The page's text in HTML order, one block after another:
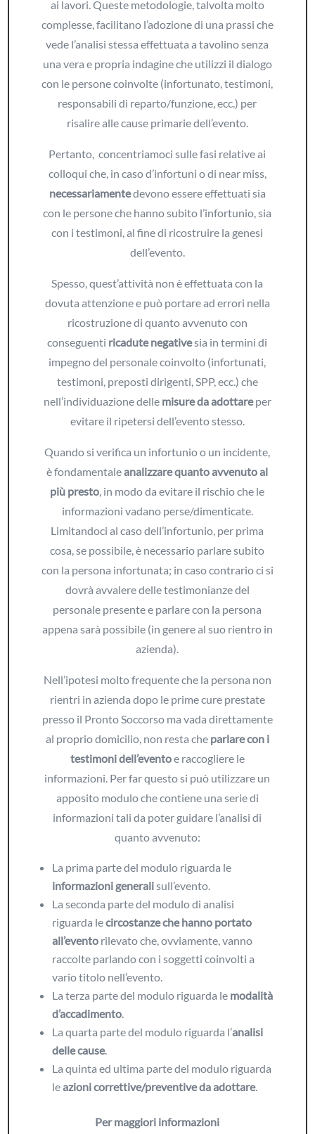
ai lavori. Queste metodologie, talvolta molto
complesse, facilitano l’adozione di una prassi che
vede l’analisi stessa effettuata a tavolino senza
una vera e propria indagine che utilizzi il dialogo
con le persone coinvolte (infortunato, testimoni,
responsabili di reparto/funzione, ecc.) per
risalire alle cause primarie dell’evento.
Pertanto, concentriamoci sulle fasi relative ai
colloqui che, in caso d’infortuni o di near miss,
necessariamentedevono essere effettuati sia
con le persone che hanno subito l’infortunio, sia
con i testimoni, al fine di ricostruire la genesi
dell’evento.
Spesso, quest’attività non è effettuata con la
dovuta attenzione e può portare ad errori nella
ricostruzione di quanto avvenuto con
conseguenti ricadute negativesia in termini di
impegno del personale coinvolto (infortunati,
testimoni, preposti dirigenti, SPP, ecc.) che
nell’individuazione delle misure da adottareper
evitare il ripetersi dell’evento stesso.
Quando si verifica un infortunio o un incidente,
è fondamentaleanalizzare quanto avvenuto al
più presto, in modo da evitare il rischio che le
informazioni vadano perse/dimenticate.
Limitandoci al caso dell’infortunio, per prima
cosa, se possibile, è necessario parlare subito
con la persona infortunata; in caso contrario ci si
dovrà avvalere delle testimonianze del
personale presente e parlare con la persona
appena sarà possibile (in genere al suo rientro in
azienda).
Nell’ipotesi molto frequente che la persona non
rientri in azienda dopo le prime cure prestate
presso il Pronto Soccorso ma vada direttamente
al proprio domicilio, non resta che parlare con i
testimoni dell’eventoe raccogliere le
informazioni. Per far questo si può utilizzare un
apposito modulo che contiene una serie di
informazioni tali da poter guidare l’analisi di
quanto avvenuto:
La prima parte del modulo riguarda le
informazioni generalisull’evento.
La seconda parte del modulo di analisi
riguarda lecircostanze che hanno portato
all’evento rilevato che, ovviamente, vanno
raccolte parlando con i soggetti coinvolti a
vario titolo nell’evento.
La terza parte del modulo riguarda le modalità
d’accadimento.
La quarta parte del modulo riguarda l’analisi
delle cause.
La quinta ed ultima parte del modulo riguarda
leazioni correttive/preventive da adottare.
Per maggiori informazioni